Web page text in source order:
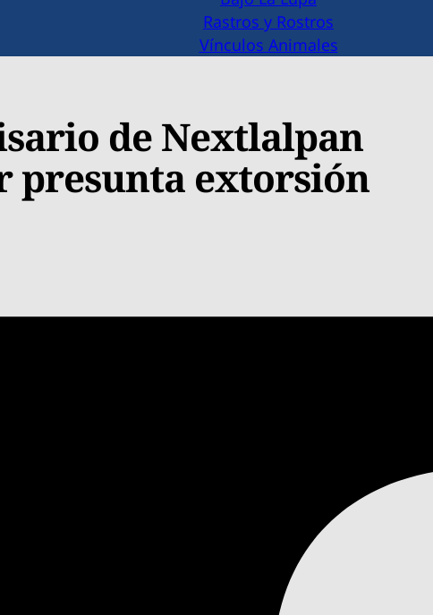
Rastros y Rostros
Vínculos Animales
de Nextlalpan
presunta extorsión